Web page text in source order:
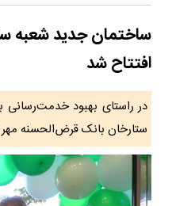
ساختمان جدید شعبه
افتتاح شد
در راستای بهبود
ستارخان بانک قرض‌الحسنه مهر